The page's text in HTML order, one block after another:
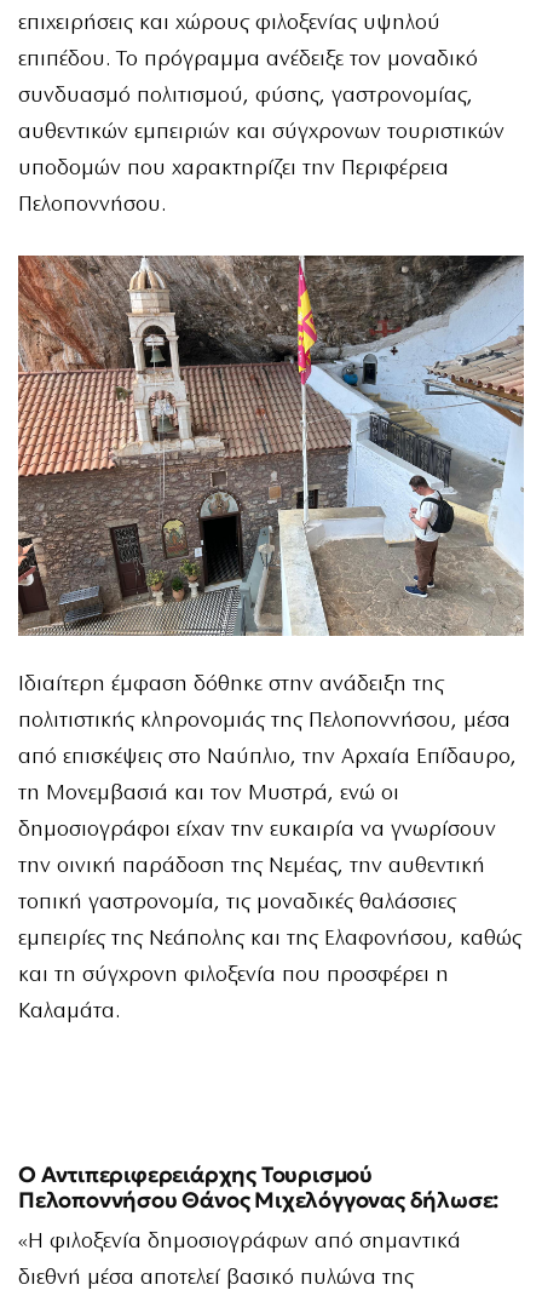
επιχειρήσεις και χώρους φιλοξενίας υψηλού
επιπέδου. Το πρόγραμμα ανέδειξε τον μοναδικό
συνδυασμό πολιτισμού, φύσης, γαστρονομίας,
αυθεντικών εμπειριών και σύγχρονων τουριστικών
υποδομών που χαρακτηρίζει την Περιφέρεια
Πελοποννήσου.
Ιδιαίτερη έμφαση δόθηκε στην ανάδειξη της
πολιτιστικής κληρονομιάς της Πελοποννήσου, μέσα
από επισκέψεις στο Ναύπλιο, την Αρχαία Επίδαυρο,
τη Μονεμβασιά και τον Μυστρά, ενώ οι
δημοσιογράφοι είχαν την ευκαιρία να γνωρίσουν
την οινική παράδοση της Νεμέας, την αυθεντική
τοπική γαστρονομία, τις μοναδικές θαλάσσιες
εμπειρίες της Νεάπολης και της Ελαφονήσου, καθώς
και τη σύγχρονη φιλοξενία που προσφέρει η
Καλαμάτα.
Ο Αντιπεριφερειάρχης Τουρισμού
Πελοποννήσου Θάνος Μιχελόγγονας δήλωσε:
«Η φιλοξενία δημοσιογράφων από σημαντικά
διεθνή μέσα αποτελεί βασικό πυλώνα της